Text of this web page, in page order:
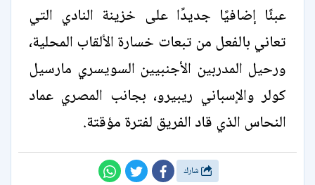
عبئًا إضافيًا جديدًا على خزينة النادي التي
تعاني بالفعل من تبعات خسارة الألقاب المحلية،
ورحيل المدربين الأجنبيين السويسري مارسيل
كولر والإسباني ريبيرو، بجانب المصري عماد
النحاس الذي قاد الفريق لفترة مؤقتة.